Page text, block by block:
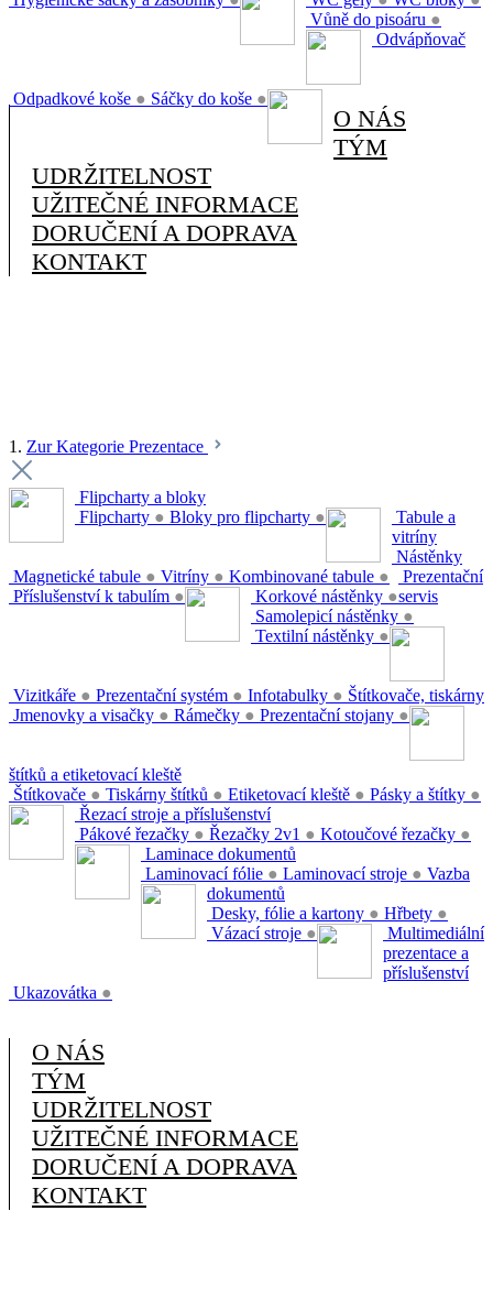
Vůně do pisoáru ●
Odpadkové koše ● Sáčky do koše ●
Odvápňovač
O NÁS
TÝM
UDRŽITELNOST
UŽITEČNÉ INFORMACE
DORUČENÍ A DOPRAVA
KONTAKT
1. Zur Kategorie Prezentace
Flipcharty a bloky
Flipcharty ● Bloky pro flipcharty ●
Tabule a
vitríny
Magnetické tabule ● Vitríny ● Kombinované tabule ●
Příslušenství k tabulím ●
Nástěnky
Korkové nástěnky ●
Samolepicí nástěnky ●
Textilní nástěnky ●
Prezentační
servis
Vizitkáře ● Prezentační systém ● Infotabulky ●
Jmenovky a visačky ● Rámečky ● Prezentační stojany ●
Štítkovače, tiskárny
štítků a etiketovací kleště
Štítkovače ● Tiskárny štítků ● Etiketovací kleště ● Pásky a štítky ●
Řezací stroje a příslušenství
Pákové řezačky ● Řezačky 2v1 ● Kotoučové řezačky ●
Laminace dokumentů
Laminovací fólie ● Laminovací stroje ● Vazba
dokumentů
Desky, fólie a kartony ● Hřbety ●
Vázací stroje ●
Multimediální
prezentace a
příslušenství
Ukazovátka ●
O NÁS
TÝM
UDRŽITELNOST
UŽITEČNÉ INFORMACE
DORUČENÍ A DOPRAVA
KONTAKT